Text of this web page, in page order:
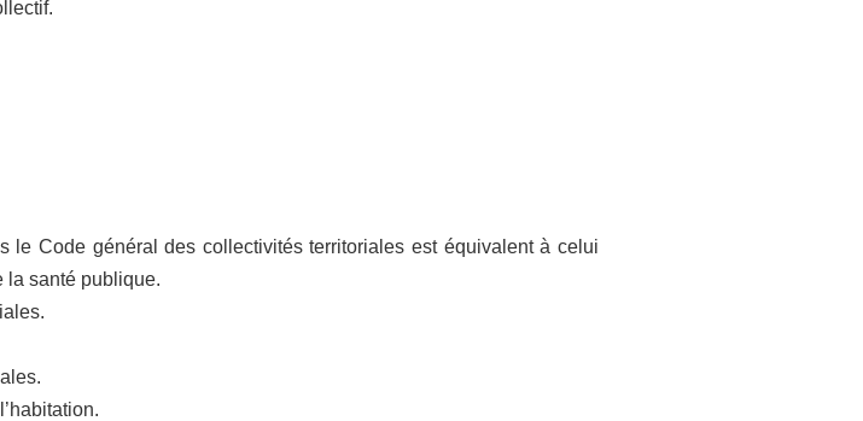
le Code général des collectivités territoriales est équivalent à celui
la santé publique.